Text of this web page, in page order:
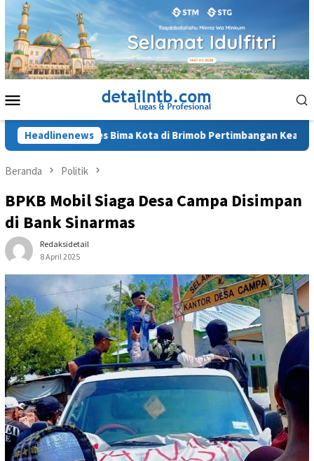
Loncat
konten
Mobile
Headlinenews
Kapolres Bima Kota di Brimob Pertimbangan Keamanan
Beranda Politik
BPKB Mobil Siaga Desa Campa Disimpan
di Bank Sinarmas
Redaksidetail
8 April 2025